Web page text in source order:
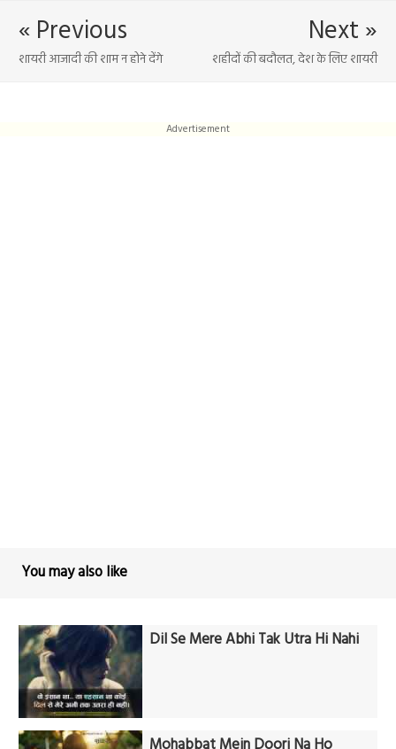
Next »
शहीदों की बदौलत, देश के लिए शायरी
« Previous
शायरी आजादी की शाम न होने देंगे
Advertisement
You may also like
Dil Se Mere Abhi Tak Utra Hi Nahi